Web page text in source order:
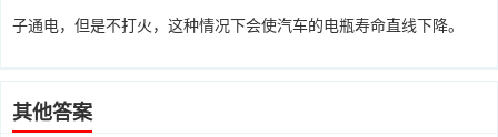
子通电，但是不打火，这种情况下会使汽车的电瓶寿命直线下降。
其他答案